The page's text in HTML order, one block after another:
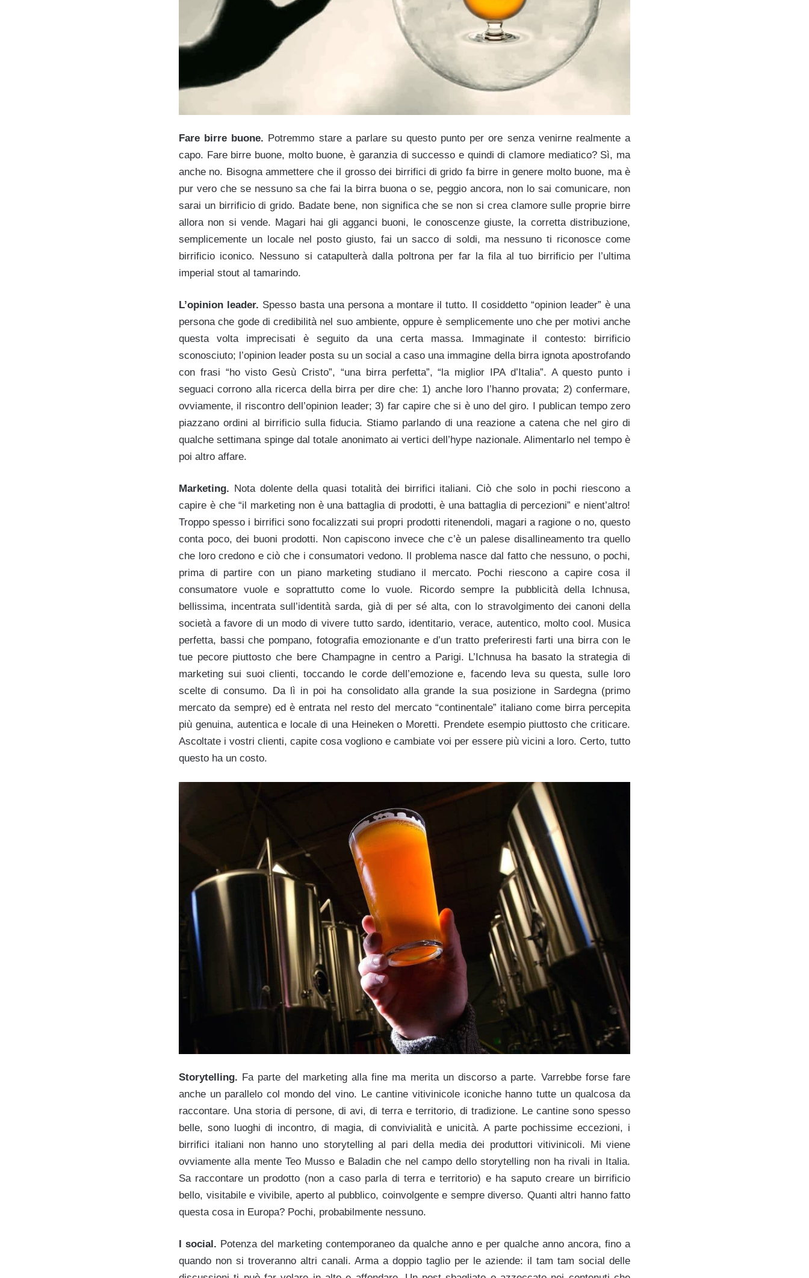
Fare birre buone. Potremmo stare a parlare su questo punto per ore senza venirne realmente a
capo. Fare birre buone, molto buone, è garanzia di successo e quindi di clamore mediatico? Sì, ma
anche no. Bisogna ammettere che il grosso dei birrifici di grido fa birre in genere molto buone, ma è
pur vero che se nessuno sa che fai la birra buona o se, peggio ancora, non lo sai comunicare, non
sarai un birrificio di grido. Badate bene, non significa che se non si crea clamore sulle proprie birre
allora non si vende. Magari hai gli agganci buoni, le conoscenze giuste, la corretta distribuzione,
semplicemente un locale nel posto giusto, fai un sacco di soldi, ma nessuno ti riconosce come
birrificio iconico. Nessuno si catapulterà dalla poltrona per far la fila al tuo birrificio per l’ultima
imperial stout al tamarindo.
L’opinion leader. Spesso basta una persona a montare il tutto. Il cosiddetto “opinion leader” è una
persona che gode di credibilità nel suo ambiente, oppure è semplicemente uno che per motivi anche
questa volta imprecisati è seguito da una certa massa. Immaginate il contesto: birrificio
sconosciuto; l’opinion leader posta su un social a caso una immagine della birra ignota apostrofando
con frasi “ho visto Gesù Cristo”, “una birra perfetta”, “la miglior IPA d’Italia”. A questo punto i
seguaci corrono alla ricerca della birra per dire che: 1) anche loro l’hanno provata; 2) confermare,
ovviamente, il riscontro dell’opinion leader; 3) far capire che si è uno del giro. I publican tempo zero
piazzano ordini al birrificio sulla fiducia. Stiamo parlando di una reazione a catena che nel giro di
qualche settimana spinge dal totale anonimato ai vertici dell’hype nazionale. Alimentarlo nel tempo è
poi altro affare.
Marketing. Nota dolente della quasi totalità dei birrifici italiani. Ciò che solo in pochi riescono a
capire è che “il marketing non è una battaglia di prodotti, è una battaglia di percezioni” e nient’altro!
Troppo spesso i birrifici sono focalizzati sui propri prodotti ritenendoli, magari a ragione o no, questo
conta poco, dei buoni prodotti. Non capiscono invece che c’è un palese disallineamento tra quello
che loro credono e ciò che i consumatori vedono. Il problema nasce dal fatto che nessuno, o pochi,
prima di partire con un piano marketing studiano il mercato. Pochi riescono a capire cosa il
consumatore vuole e soprattutto come lo vuole. Ricordo sempre la pubblicità della Ichnusa,
bellissima, incentrata sull’identità sarda, già di per sé alta, con lo stravolgimento dei canoni della
società a favore di un modo di vivere tutto sardo, identitario, verace, autentico, molto cool. Musica
perfetta, bassi che pompano, fotografia emozionante e d’un tratto preferiresti farti una birra con le
tue pecore piuttosto che bere Champagne in centro a Parigi. L’Ichnusa ha basato la strategia di
marketing sui suoi clienti, toccando le corde dell’emozione e, facendo leva su questa, sulle loro
scelte di consumo. Da lì in poi ha consolidato alla grande la sua posizione in Sardegna (primo
mercato da sempre) ed è entrata nel resto del mercato “continentale” italiano come birra percepita
più genuina, autentica e locale di una Heineken o Moretti. Prendete esempio piuttosto che criticare.
Ascoltate i vostri clienti, capite cosa vogliono e cambiate voi per essere più vicini a loro. Certo, tutto
questo ha un costo.
Storytelling. Fa parte del marketing alla fine ma merita un discorso a parte. Varrebbe forse fare
anche un parallelo col mondo del vino. Le cantine vitivinicole iconiche hanno tutte un qualcosa da
raccontare. Una storia di persone, di avi, di terra e territorio, di tradizione. Le cantine sono spesso
belle, sono luoghi di incontro, di magia, di convivialità e unicità. A parte pochissime eccezioni, i
birrifici italiani non hanno uno storytelling al pari della media dei produttori vitivinicoli. Mi viene
ovviamente alla mente Teo Musso e Baladin che nel campo dello storytelling non ha rivali in Italia.
Sa raccontare un prodotto (non a caso parla di terra e territorio) e ha saputo creare un birrificio
bello, visitabile e vivibile, aperto al pubblico, coinvolgente e sempre diverso. Quanti altri hanno fatto
questa cosa in Europa? Pochi, probabilmente nessuno.
I social. Potenza del marketing contemporaneo da qualche anno e per qualche anno ancora, fino a
quando non si troveranno altri canali. Arma a doppio taglio per le aziende: il tam tam social delle